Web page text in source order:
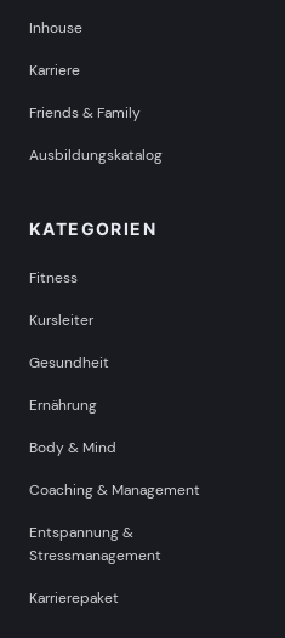
Inhouse
Karriere
Friends & Family
Ausbildungskatalog
KATEGORIEN
Fitness
Kursleiter
Gesundheit
Ernährung
Body & Mind
Coaching & Management
Entspannung &
Stressmanagement
Karrierepaket